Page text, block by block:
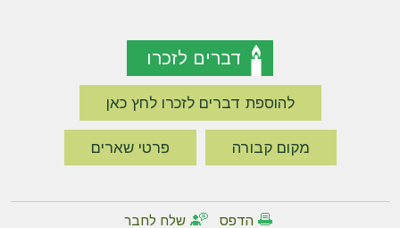
דברים לזכרו
להוספת דברים לזכרו לחץ כאן
מקום קבורה פרטי שארים
הדפס שלח לחבר